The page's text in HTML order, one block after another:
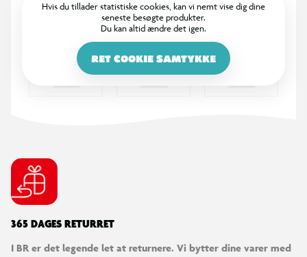
Hvis du tillader statistiske cookies, kan vi nemt vise dig dine
seneste besøgte produkter.
Du kan altid ændre det igen.
RET COOKIE SAMTYKKE
365 DAGES RETURRET
I BR er det legende let at returnere. Vi bytter dine varer med